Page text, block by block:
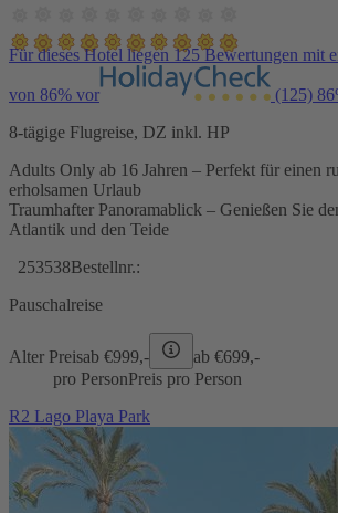
Für dieses Hotel liegen 125 Bewertungen mit
von 86% vor (125)
8-tägige Flugreise, DZ inkl. HP
Adults Only ab 16 Jahren – Perfekt für einen
erholsamen Urlaub
Traumhafter Panoramablick – Genießen Sie
Atlantik und den Teide
253538Bestellnr.:
Pauschalreise
Alter Preisab €999,- ab €699,-
pro PersonPreis pro Person
R2 Lago Playa Park